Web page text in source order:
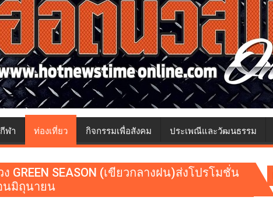
กีฬา ท่องเที่ยว กิจกรรมเพื่อสังคม ประเพณีและวัฒนธรรม
SEASON (เขียวกลางฝน)ส่งโปรโมชั่น
นมิถุนายน